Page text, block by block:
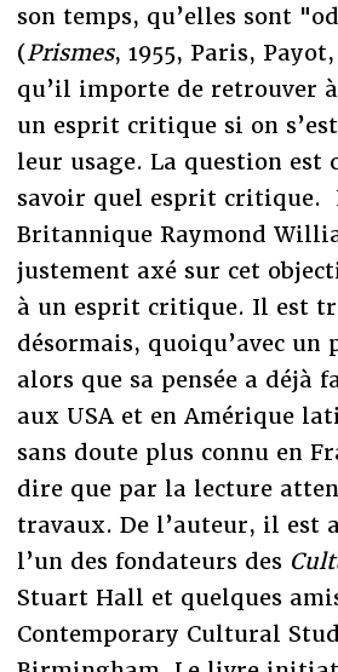
son temps, qu’elles sont
(Prismes, 1955, Paris,
qu’il importe de retrouver
un esprit critique si on
leur usage. La question est
savoir quel esprit critique.
Britannique Raymond
justement axé sur cet
à un esprit critique. Il est
désormais, quoiqu’avec un
alors que sa pensée a déjà
aux USA et en Amérique
sans doute plus connu en
dire que par la lecture
travaux. De l’auteur, il est
l’un des fondateurs des
Stuart Hall et quelques
Contemporary Cultural